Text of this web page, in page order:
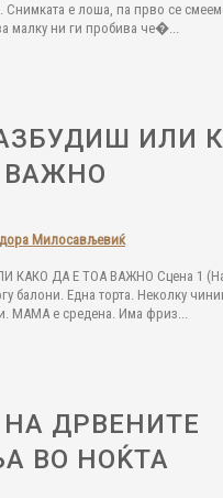
Снимката е лоша, па прво се
малку ни ги пробива че�...
ИЛИ
ВАЖНО
Милосављевиќ
КАКО ДА Е ТОА ВАЖНО Сцена 1 (На
балони. Една торта. Неколку
МАМА е средена. Има фриз...
ДРВЕНИТЕ
ВО НОЌТА